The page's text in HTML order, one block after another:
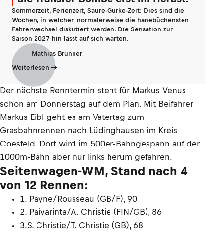
Sommerzeit, Ferienzeit, Saure-Gurke-Zeit: Dies sind die
Wochen, in welchen normalerweise die hanebüchensten
Fahrerwechsel diskutiert werden. Die Sensation zur
Saison 2027 hin lässt auf sich warten.
Mathias Brunner
Weiterlesen
Der nächste Renntermin steht für Markus Venus
schon am Donnerstag auf dem Plan. Mit Beifahrer
Markus Eibl geht es am Vatertag zum
Grasbahnrennen nach Lüdinghausen im Kreis
Coesfeld. Dort wird im 500er-Bahngespann auf der
1000m-Bahn aber nur links herum gefahren.
Seitenwagen-WM, Stand nach 4
von 12 Rennen:
1. Payne/Rousseau (GB/F), 90
2. Päivärinta/A. Christie (FIN/GB), 86
3.S. Christie/T. Christie (GB), 68